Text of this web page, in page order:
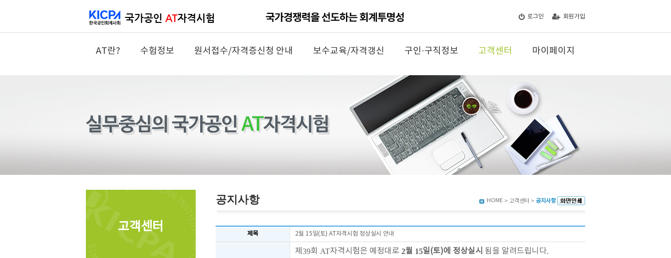
로그인 회원가입
AT란? 수험정보 원서접수/자격증신청 안내 보수교육/자격갱신 구인·구직정보 고객센터 마이페이지
고객센터
공지사항 HOME > 고객센터 > 공지사항
제목 2월 15일(토) AT자격시험 정상실시 안내
제 39회 AT자격시험은 예정대로 2월 15일(토)에 정상실시 됨을 알려드립니다.